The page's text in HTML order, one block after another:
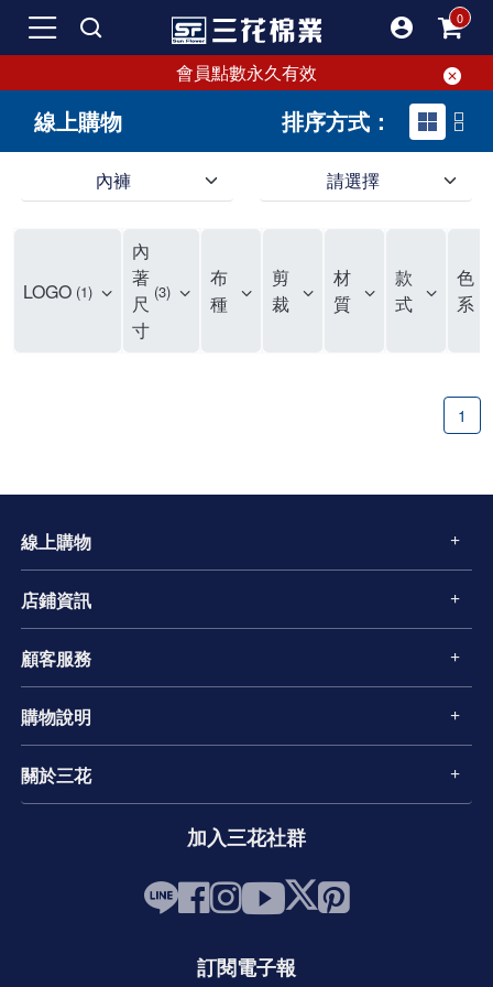
會員點數永久有效
線上購物 排序方式：
內褲 請選擇
LOGO 1
內
著
尺
寸
3
布
種
剪
裁
材
質
款
式
色
系
1
線上購物
店鋪資訊
顧客服務
購物說明
關於三花
加入三花社群
訂閱電子報